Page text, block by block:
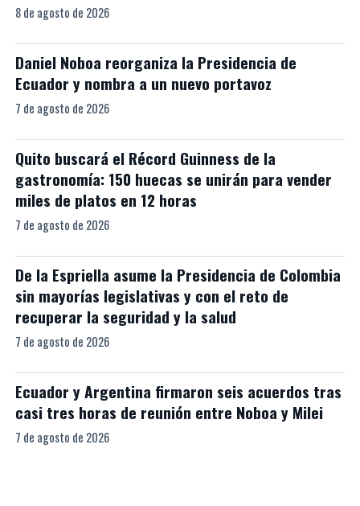
8 de agosto de 2026
Daniel Noboa reorganiza la Presidencia de
Ecuador y nombra a un nuevo portavoz
7 de agosto de 2026
Quito buscará el Récord Guinness de la
gastronomía: 150 huecas se unirán para vender
miles de platos en 12 horas
7 de agosto de 2026
De la Espriella asume la Presidencia de Colombia
sin mayorías legislativas y con el reto de
recuperar la seguridad y la salud
7 de agosto de 2026
Ecuador y Argentina firmaron seis acuerdos tras
casi tres horas de reunión entre Noboa y Milei
7 de agosto de 2026